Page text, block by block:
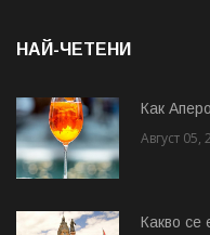
НАЙ-ЧЕТЕНИ
Как
Август 05,
Какво се